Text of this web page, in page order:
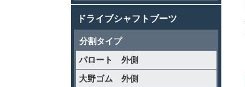
ドライブシャフトブーツ
分割タイプ
パロート 外側
大野ゴム 外側